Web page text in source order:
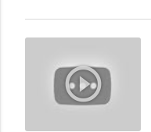
play_circle_outline